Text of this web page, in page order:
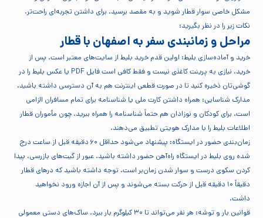
مشکل خاصی سوار قطار شوید و به مقصد برسید. برای داشتن تجربه‌ای راحت‌تر،
نکات زیر را در نظر بگیرید:
مراحل و زمانبندی سفر به اصفهان با قطار
خرید و آماده‌سازی بلیط: اولین قدم خرید بلیط از سایت‌های معتبر است. پس از
خرید، نیازی به پرینت کاغذی نیست و فقط کافی است فایل PDF یا عکس بلیط را در
گوشی‌تان ذخیره کنید تا در صورت قطعی اینترنت هم به آن دسترسی داشته باشید.
مدارک شناسایی: همراه داشتن کارت ملی یا شناسنامه برای تمام مسافران الزامی
است. برای کودکان و نوزادان هم حتماً شناسنامه را همراه ببرید، چون مأموران قطار
اطلاعات بلیط را با مدارک هویتی تطبیق می‌دهند.
زمان‌بندی حضور در ایستگاه: پیشنهاد می‌شود حداقل ۶۰ دقیقه قبل از ساعت درج
شده روی بلیط در ایستگاه راه‌آهن حضور داشته باشید. عبور از گیت‌های بازرسی، پیدا
کردن سکوی درست و سوار شدن زمان‌بر است. توجه داشته باشید که درهای قطار
دقیقاً ۱۰ دقیقه قبل از حرکت بسته می‌شوند و پس از آن اجازه ورود نخواهید
داشت.
قوانین بار و توشه: هر نفر می‌تواند تا ۳۰ کیلوگرم بار ببرد. ساک‌های دستی معمولی